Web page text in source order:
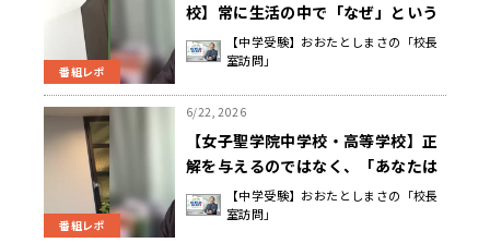
番組レポ
校】常に生活の中で「なぜ」という
疑問を持ち、いろんな問いを立てる
ことで探究する姿勢を育てる 金澤
【中学受験】おおたとしまさの「校長
室訪問」
番組レポ
6/22, 2026
【女子聖学院中学校・高等学校】正
解を与えるのではなく、「あなたは
どうする？」と 自ら考え悩み選んで
行動することを大切にする 塚原 隆
【中学受験】おおたとしまさの「校長
室訪問」